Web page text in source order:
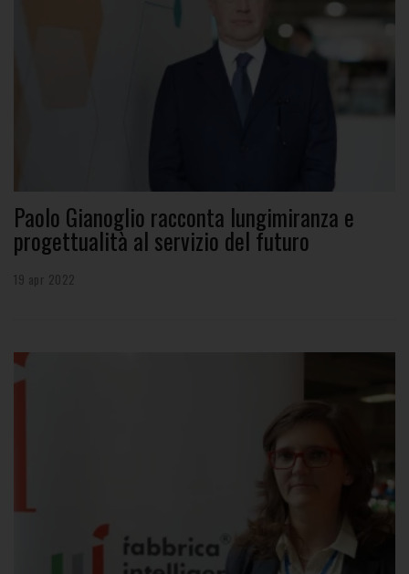
Paolo Gianoglio racconta lungimiranza e
progettualità al servizio del futuro
19 apr 2022